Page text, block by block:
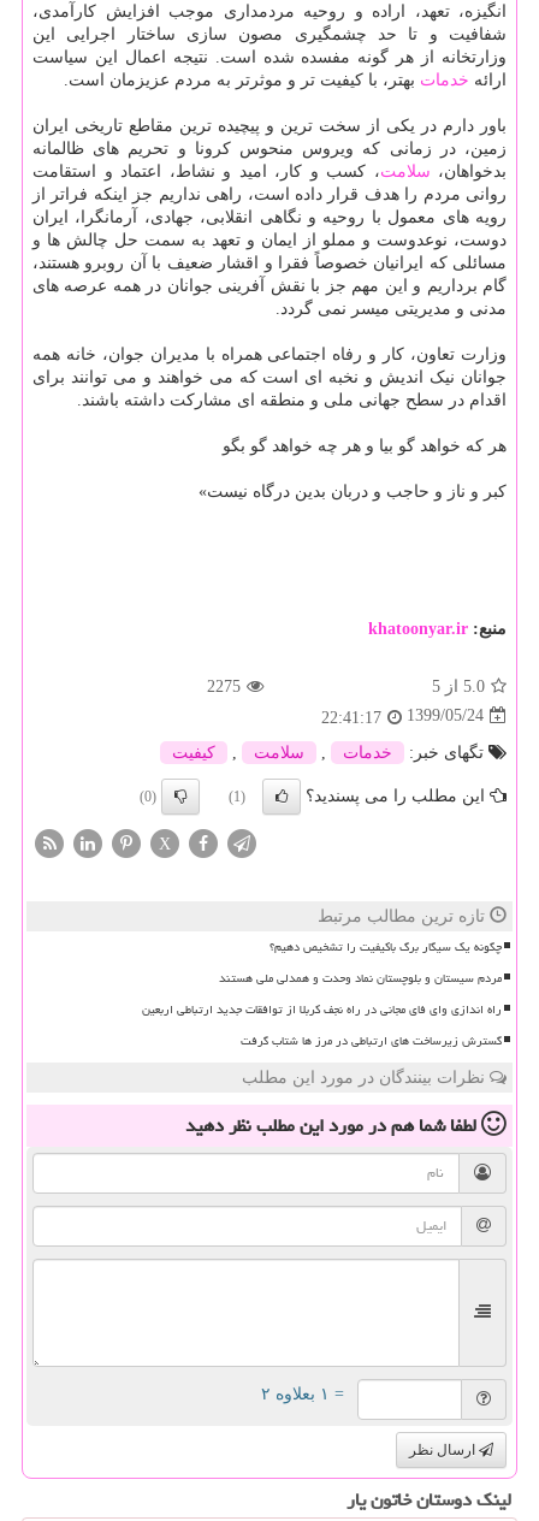
انگیزه، تعهد، اراده و روحیه مردمداری موجب افزایش کارآمدی،
شفافیت و تا حد چشمگیری مصون سازی ساختار اجرایی این
وزارتخانه از هر گونه مفسده شده است. نتیجه اعمال این سیاست
ارائه خدمات بهتر، با کیفیت تر و موثرتر به مردم عزیزمان است.
باور دارم در یکی از سخت ترین و پیچیده ترین مقاطع تاریخی ایران
زمین، در زمانی که ویروس منحوس کرونا و تحریم های ظالمانه
بدخواهان، سلامت، کسب و کار، امید و نشاط، اعتماد و استقامت
روانی مردم را هدف قرار داده است، راهی نداریم جز اینکه فراتر از
رویه های معمول با روحیه و نگاهی انقلابی، جهادی، آرمانگرا، ایران
دوست، نوعدوست و مملو از ایمان و تعهد به سمت حل چالش ها و
مسائلی که ایرانیان خصوصاً فقرا و اقشار ضعیف با آن روبرو هستند،
گام برداریم و این مهم جز با نقش آفرینی جوانان در همه عرصه های
مدنی و مدیریتی میسر نمی گردد.
وزارت تعاون، کار و رفاه اجتماعی همراه با مدیران جوان، خانه همه
جوانان نیک اندیش و نخبه ای است که می خواهند و می توانند برای
اقدام در سطح جهانی ملی و منطقه ای مشارکت داشته باشند.
هر که خواهد گو بیا و هر چه خواهد گو بگو
کبر و ناز و حاجب و دربان بدین درگاه نیست»
منبع: khatoonyar.ir
5.0 از 5
2275
1399/05/24
22:41:17
تگهای خبر:
خدمات سلامت كیفیت
این مطلب را می پسندید؟ (1)
(0)
X
تازه ترین مطالب مرتبط
چگونه یک سیگار برگ باکیفیت را تشخیص دهیم؟
مردم سیستان و بلوچستان نماد وحدت و همدلی ملی هستند
راه اندازی وای فای مجانی در راه نجف کربلا از توافقات جدید ارتباطی اربعین
گسترش زیرساخت های ارتباطی در مرز ها شتاب گرفت
نظرات بینندگان در مورد این مطلب
لطفا شما همدر مورد این مطلبنظر دهید
= ۱ بعلاوه ۲
ارسال نظر
لینک دوستان خاتون یار